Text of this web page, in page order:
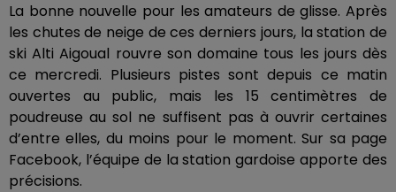
La bonne nouvelle pour les amateurs de glisse. Après
les chutes de neige de ces derniers jours, la station de
skiAlti Aigoual rouvre son domaine tous les jours dès
ce mercredi. Plusieurs pistes sont depuis ce matin
ouvertes au public, mais les 15 centimètres de
poudreuse au sol ne suffisent pas à ouvrir certaines
d’entre elles, du moins pour le moment. Sur sa page
Facebook, l’équipe de la station gardoise apporte des
précisions.